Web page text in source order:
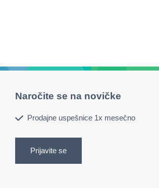
Naročite se na novičke
Prodajne uspešnice 1x mesečno
Prijavite se